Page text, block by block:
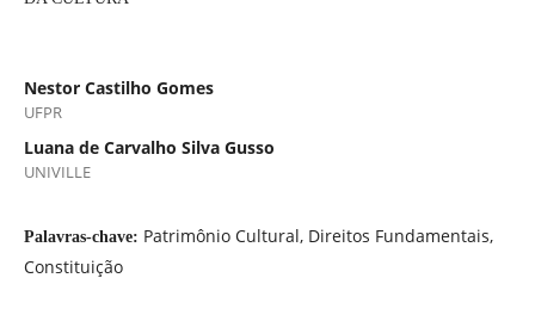
Nestor Castilho Gomes
UFPR
Luana de Carvalho Silva Gusso
UNIVILLE
Palavras-chave: Patrimônio Cultural, Direitos Fundamentais,
Constituição